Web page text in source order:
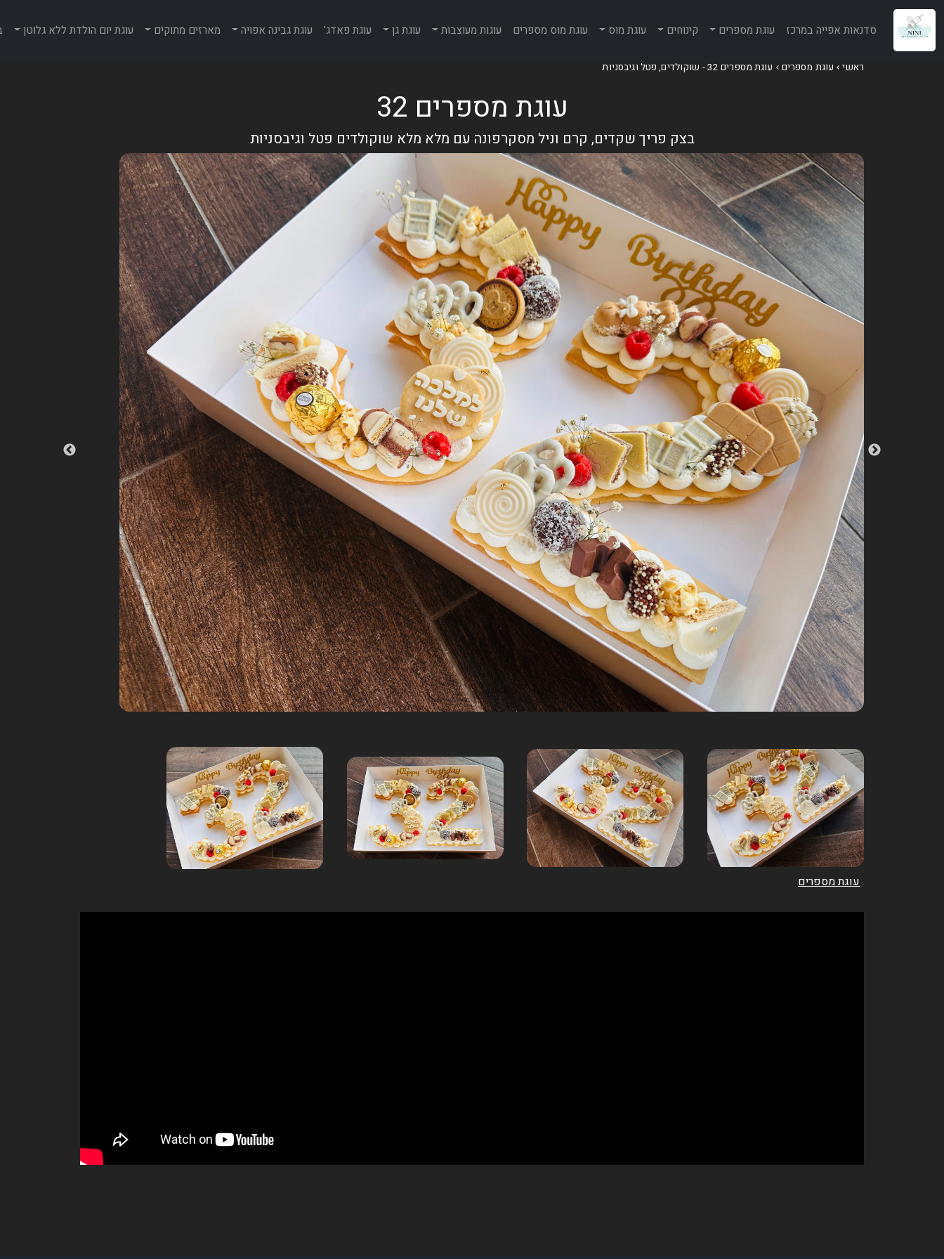
סדנאות אפייה במרכז עוגת מספרים קינוחים עוגת מוס עוגת מוס מספרים עוגות מעוצבות עוגת גן עוגת פאדג' עוגת גבינה אפויה מארזים מתוקים עוגת יום הולדת ללא גלוטן
ראשי עוגת מספרים עוגת מספרים 32 - שוקולדים, פטל וגיבסניות
עוגת מספרים 32
בצק פריך שקדים, קרם וניל מסקרפונה עם מלא מלא שוקולדים פטל וגיבסניות
עוגת מספרים